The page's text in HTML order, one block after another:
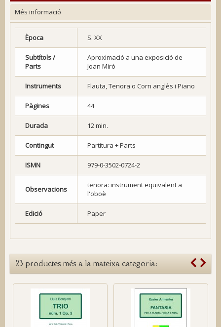
Més informació
Època S. XX
Subtítols /
Parts
Aproximació a una exposició de
Joan Miró
Instruments Flauta, Tenora o Corn anglès i Piano
Pàgines 44
Durada 12 min.
Contingut Partitura + Parts
ISMN 979-0-3502-0724-2
Observacions
tenora: instrument equivalent a
l'oboè
Edició Paper
23 productes més a la mateixa categoria: